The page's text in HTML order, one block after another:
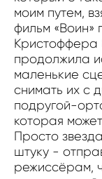
моим путем,
фильм «Воин»
Кристоффера
продолжила
маленькие
снимать их с
подругой-
которая
Просто
штуку -
режиссёрам,